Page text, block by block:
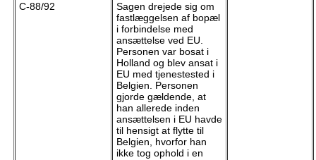
C-88/92
Sagen drejede sig om
fastlæggelsen af bopæl
i forbindelse med
ansættelse ved EU.
Personen var bosat i
Holland og blev ansat i
EU med tjenestested i
Belgien. Personen
gjorde gældende, at
han allerede inden
ansættelsen i EU havde
til hensigt at flytte til
Belgien, hvorfor han
ikke tog ophold i en